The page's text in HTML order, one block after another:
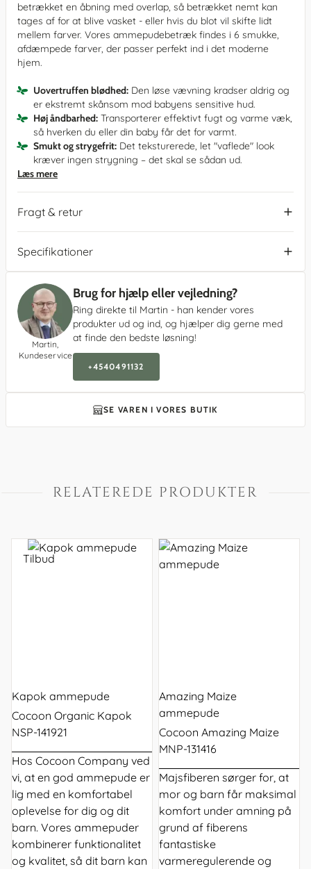
betrækket en åbning med overlap, så betrækket nemt kan
tages af for at blive vasket - eller hvis du blot vil skifte lidt
mellem farver. Vores ammepudebetræk findes i 6 smukke,
afdæmpede farver, der passer perfekt ind i det moderne
hjem.
Uovertruffen blødhed:Den løse vævning kradser aldrig og
er ekstremt skånsom mod babyens sensitive hud.
Høj åndbarhed:Transporterer effektivt fugt og varme væk,
så hverken du eller din baby får det for varmt.
Smukt og strygefrit:Det teksturerede, let "vaflede" look
kræver ingen strygning – det skal se sådan ud.
Læs mere
Fragt & retur
Specifikationer
Martin,
Kundeservice
Brug for hjælp eller vejledning?
Ring direkte til Martin - han kender vores
produkter ud og ind, og hjælper dig gerne med
at finde den bedste løsning!
+4540491132
SE VAREN I VORES BUTIK
RELATEREDE PRODUKTER
Tilbud
Kapok ammepude
Cocoon Organic Kapok
NSP-141921
Hos Cocoon Company ved
vi, at en god ammepude er
lig med en komfortabel
oplevelse for dig og dit
barn. Vores ammepuder
kombinerer funktionalitet
og kvalitet, så dit barn kan
Amazing Maize
ammepude
Cocoon Amazing Maize
MNP-131416
Majsfiberen sørger for, at
mor og barn får maksimal
komfort under amning på
grund af fiberens
fantastiske
varmeregulerende og